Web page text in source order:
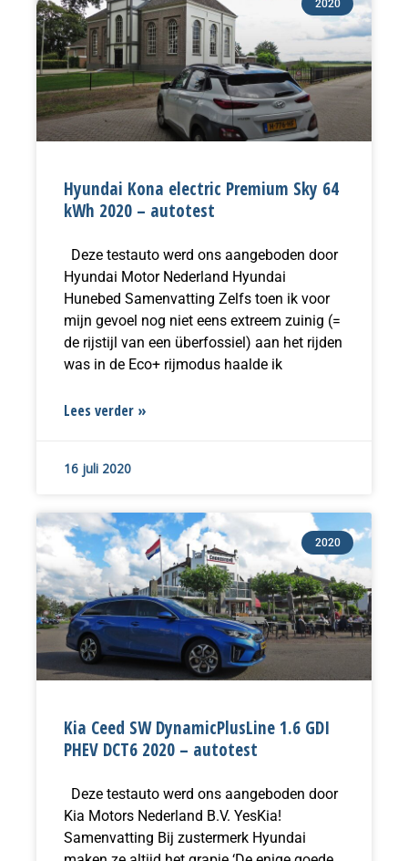
2020
Hyundai Kona electric Premium Sky 64
kWh 2020 – autotest
Deze testauto werd ons aangeboden door
Hyundai Motor Nederland Hyundai
Hunebed Samenvatting Zelfs toen ik voor
mijn gevoel nog niet eens extreem zuinig (=
de rijstijl van een überfossiel) aan het rijden
was in de Eco+ rijmodus haalde ik
Lees verder »
16 juli 2020
2020
Kia Ceed SW DynamicPlusLine 1.6 GDI
PHEV DCT6 2020 – autotest
Deze testauto werd ons aangeboden door
Kia Motors Nederland B.V. YesKia!
Samenvatting Bij zustermerk Hyundai